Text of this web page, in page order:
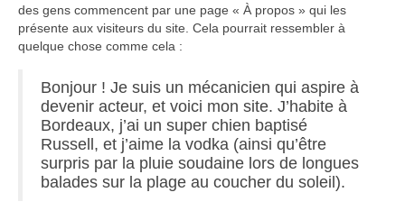
des gens commencent par une page « À propos » qui les
présente aux visiteurs du site. Cela pourrait ressembler à
quelque chose comme cela :
Bonjour ! Je suis un mécanicien qui aspire à
devenir acteur, et voici mon site. J’habite à
Bordeaux, j’ai un super chien baptisé
Russell, et j’aime la vodka (ainsi qu’être
surpris par la pluie soudaine lors de longues
balades sur la plage au coucher du soleil).